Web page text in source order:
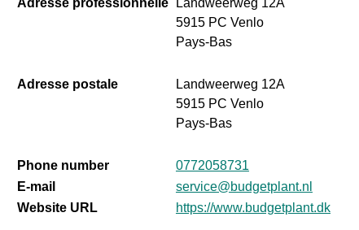
Adresse professionnelle
Landweerweg 12A
5915 PC Venlo
Pays-Bas
Adresse postale
Landweerweg 12A
5915 PC Venlo
Pays-Bas
Phone number
0772058731
E-mail
service@budgetplant.nl
Website URL
https://www.budgetplant.dk